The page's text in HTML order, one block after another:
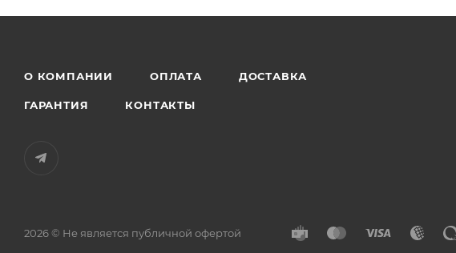
О КОМПАНИИ ОПЛАТА ДОСТАВКА
ГАРАНТИЯ КОНТАКТЫ
2026 © Не является публичной офертой